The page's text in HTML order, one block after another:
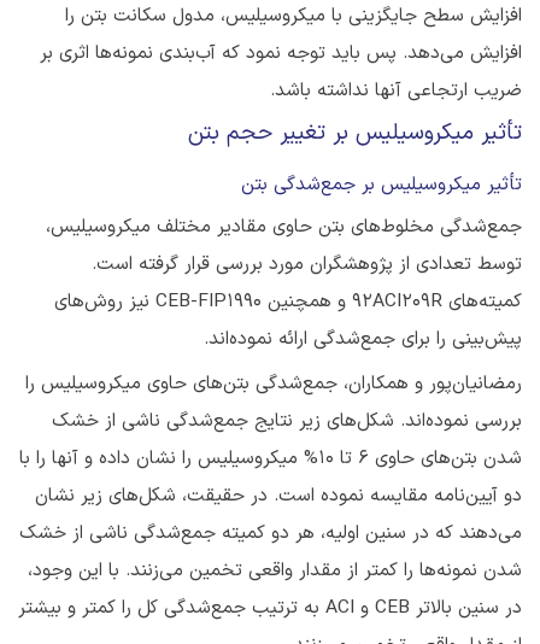
افزایش سطح جایگزینی با میکروسیلیس، مدول سکانت بتن را
افزایش می‌دهد. پس باید توجه نمود که آب‌بندی نمونه‌ها اثری بر
ضریب ارتجاعی آنها نداشته باشد.
تأثیر میکروسیلیس بر تغییر حجم بتن
تأثیر میکروسیلیس بر جمع‌شدگی بتن
جمع‌شدگی مخلوط‌های بتن حاوی مقادیر مختلف میکروسیلیس،
توسط تعدادی از پژوهشگران مورد بررسی قرار گرفته است.
کمیته‌های 92ACI209R و همچنین CEB-FIP1990 نیز روش‌های
پیش‌بینی را برای جمع‌شدگی ارائه نموده‌اند.
رمضانیان‌پور و همکاران، جمع‌شدگی بتن‌های حاوی میکروسیلیس را
بررسی نموده‌اند. شکل‌های زیر نتایج جمع‌شدگی ناشی از خشک
شدن بتن‌های حاوی ۶ تا ۱۰% میکروسیلیس را نشان داده و آنها را با
دو آیین‌نامه مقایسه نموده‌ است. در حقیقت، شکل‌های زیر نشان
می‌دهند که در سنین اولیه، هر دو کمیته جمع‌شدگی ناشی از خشک
شدن نمونه‌ها را کمتر از مقدار واقعی تخمین می‌زنند. با این وجود،
در سنین بالاتر CEB و ACI به ترتیب جمع‌شدگی کل را کمتر و بیشتر